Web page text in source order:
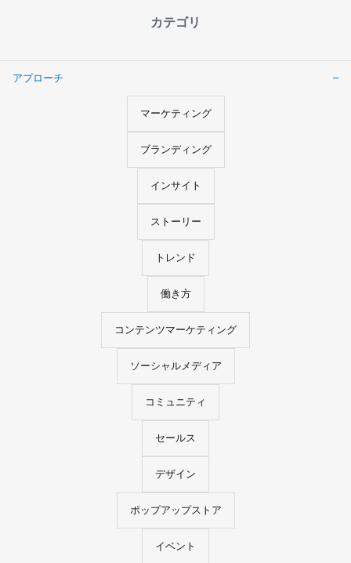
カテゴリ
アプローチ
マーケティング
ブランディング
インサイト
ストーリー
トレンド
働き方
コンテンツマーケティング
ソーシャルメディア
コミュニティ
セールス
デザイン
ポップアップストア
イベント